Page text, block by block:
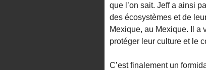
que l’on sait. Jeff a ainsi
des écosystèmes et de
Mexique, au Mexique. Il a
protéger leur culture et le
C’est finalement un